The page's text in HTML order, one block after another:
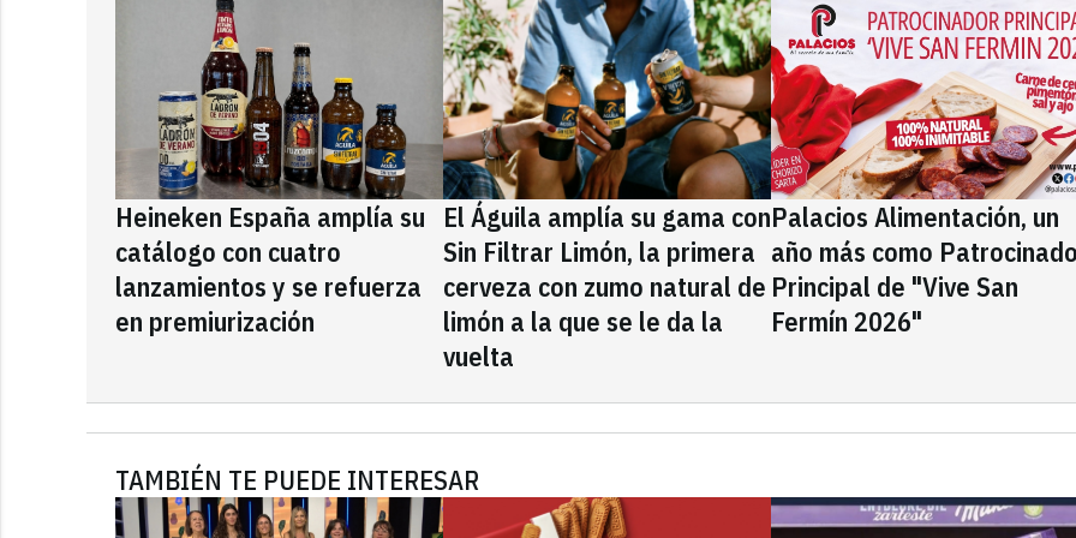
Heineken España amplía su
catálogo con cuatro
lanzamientos y se refuerza
en premiurización
El Águila amplía su gama con
Sin Filtrar Limón, la primera
cerveza con zumo natural de
limón a la que se le da la
vuelta
Palacios Alimentación, un
año más como
Principal de "Vive San
Fermín 2026"
TAMBIÉN TE PUEDE INTERESAR